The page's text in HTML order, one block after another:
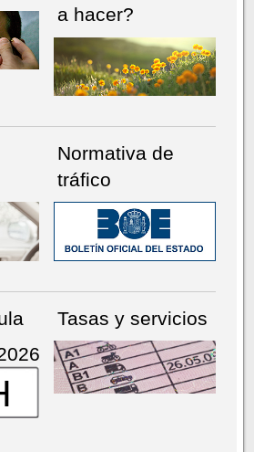
a hacer?
Normativa de
tráfico
Tasas y servicios